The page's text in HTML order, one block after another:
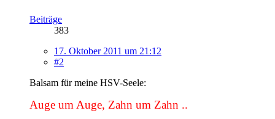
Beiträge
383
17. Oktober 2011 um 21:12
#2
Balsam für meine HSV-Seele:
Auge um Auge, Zahn um Zahn ..